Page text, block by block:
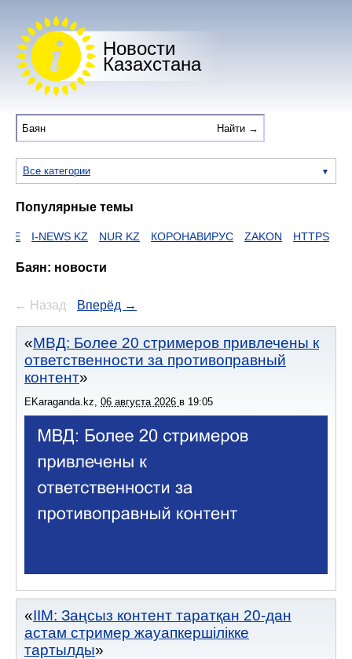
Новости
Казахстана
Все категории
Популярные темы
KZ NUR KZ КОРОНАВИРУС ZAKON HTTPS ЕГОВ
Баян: новости
← Назад Вперёд →
МВД: Более 20 стримеров привлечены к
ответственности за противоправный
контент
EKaraganda.kz, 06 августа 2026 в 19:05
ІІМ: Заңсыз контент таратқан 20-дан
астам стример жауапкершілікке
тартылды